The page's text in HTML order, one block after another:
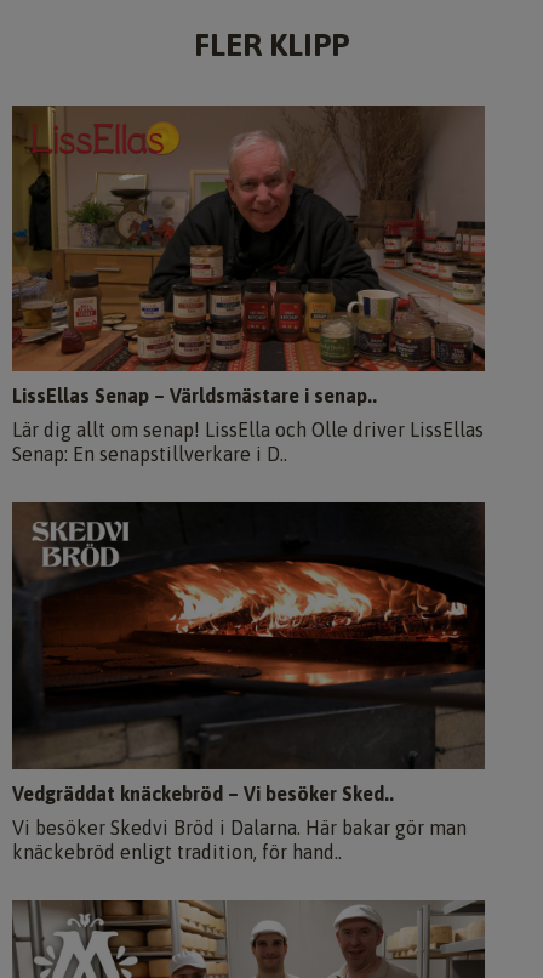
FLER KLIPP
LissEllas Senap – Världsmästare i senap..
Lär dig allt om senap! LissElla och Olle driver LissEllas
Senap: En senapstillverkare i D..
Vedgräddat knäckebröd – Vi besöker Sked..
Vi besöker Skedvi Bröd i Dalarna. Här bakar gör man
knäckebröd enligt tradition, för hand..